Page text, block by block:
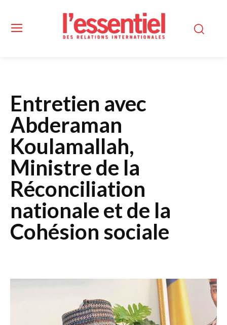
Entretien avec
Abderaman
Koulamallah,
Ministre de la
Réconciliation
nationale et de la
Cohésion sociale